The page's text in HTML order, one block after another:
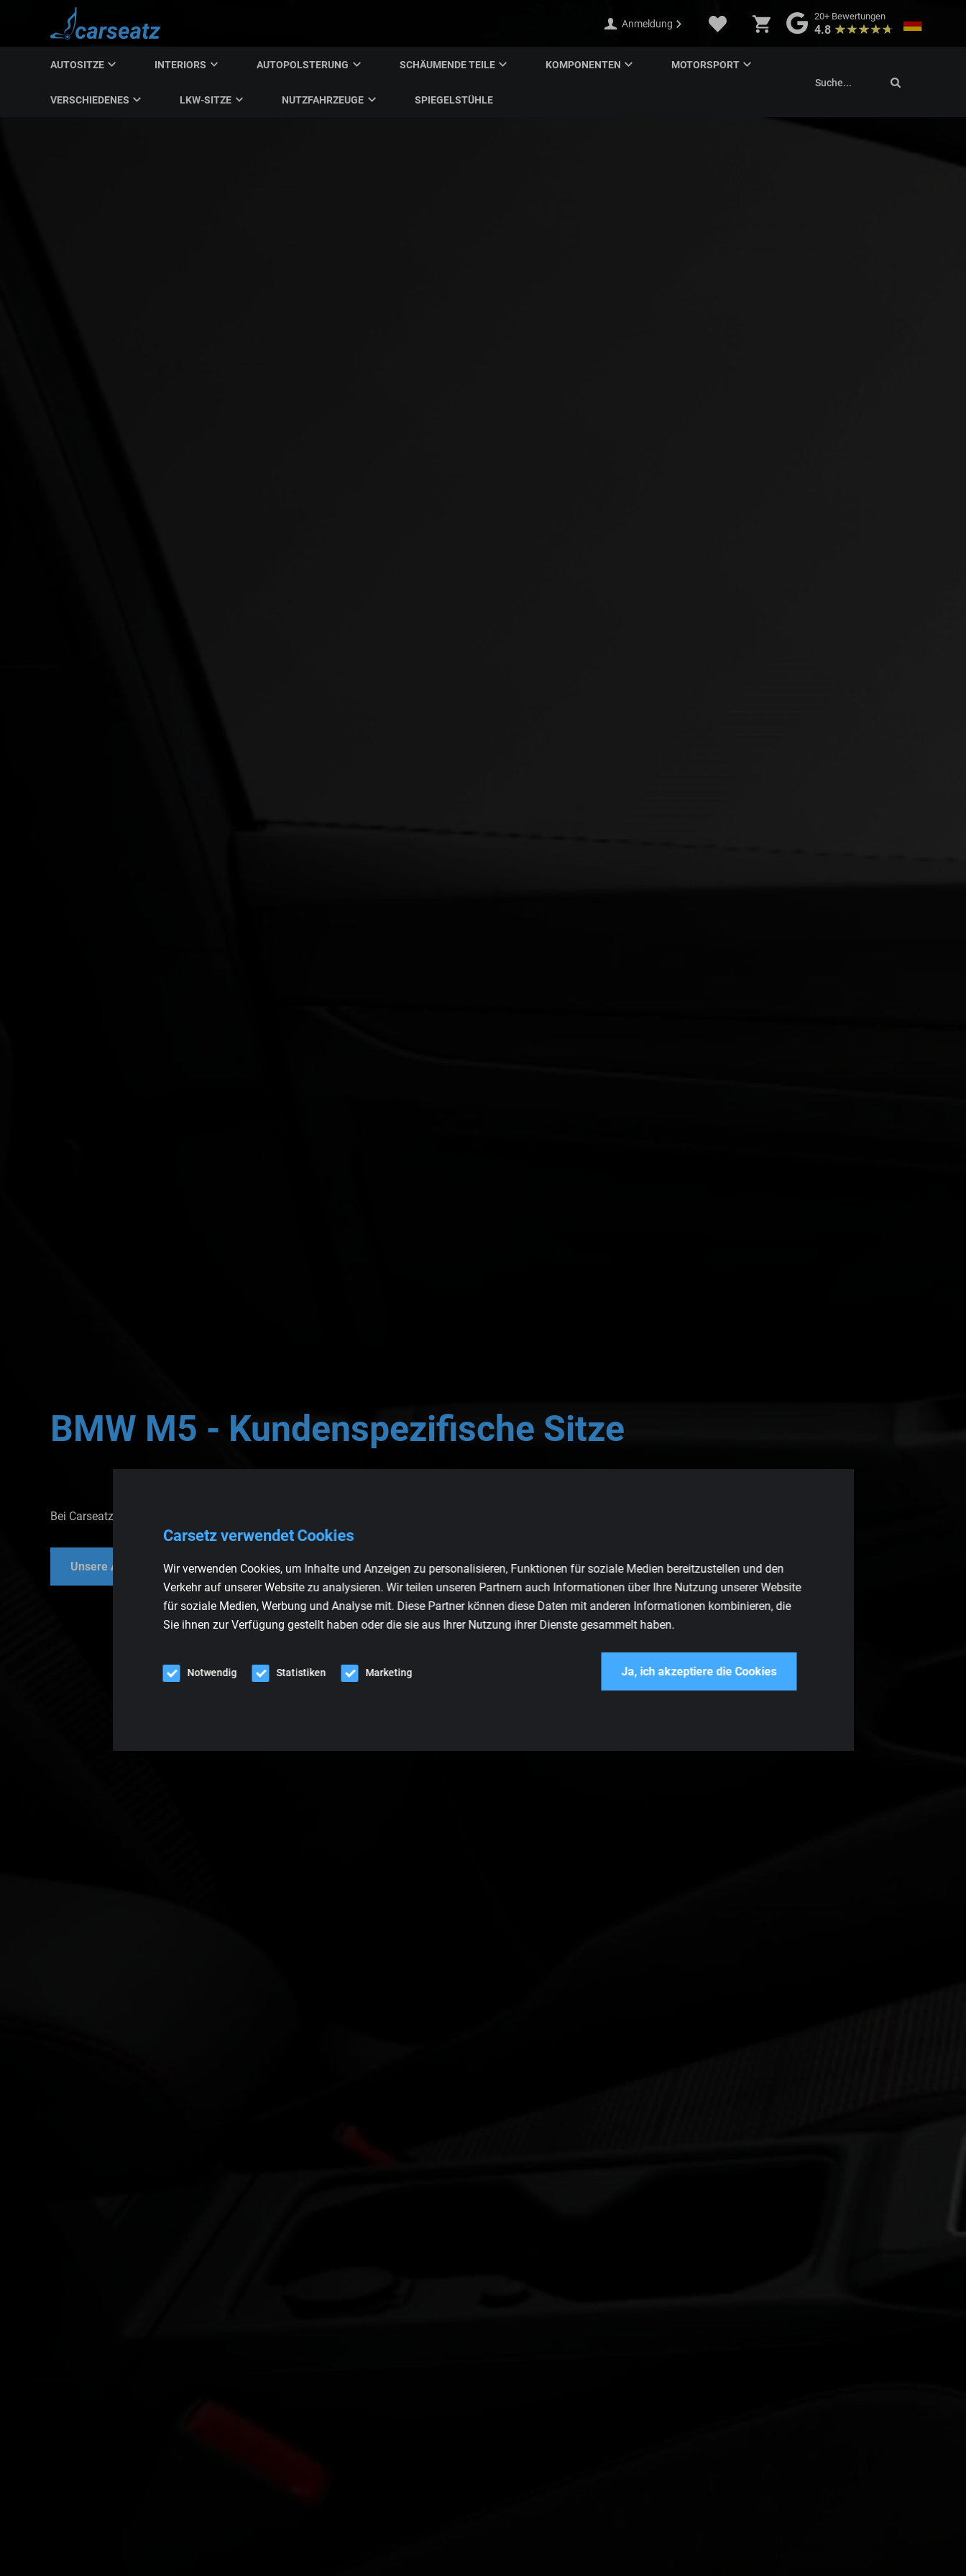
Carsetz verwendet Cookies
Wir verwenden Cookies, um Inhalte und Anzeigen zu personalisieren, Funktionen für soziale Medien bereitzustellen und den
Verkehr auf unserer Website zu analysieren. Wir teilen unseren Partnern auch Informationen über Ihre Nutzung unserer Website
für soziale Medien, Werbung und Analyse mit. Diese Partner können diese Daten mit anderen Informationen kombinieren, die
Sie ihnen zur Verfügung gestellt haben oder die sie aus Ihrer Nutzung ihrer Dienste gesammelt haben.
Notwendig Statistiken Marketing Ja, ich akzeptiere die Cookies
Anmeldung
20+Bewertungen
4.8
AUTOSITZE INTERIORS AUTOPOLSTERUNG SCHÄUMENDE TEILE KOMPONENTEN MOTORSPORT
VERSCHIEDENES LKW-SITZE NUTZFAHRZEUGE SPIEGELSTÜHLE
Suche...
BMW M5 - Kundenspezifische Sitze
Bei Carseatz sind Sie an der richtigen Adresse für hochwertige Sitze für Ihren BMW M5.
Unsere Autositze ansehen Unsere Teile ansehen